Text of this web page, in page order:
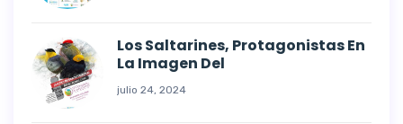
Los Saltarines, Protagonistas En
La Imagen Del
julio 24, 2024